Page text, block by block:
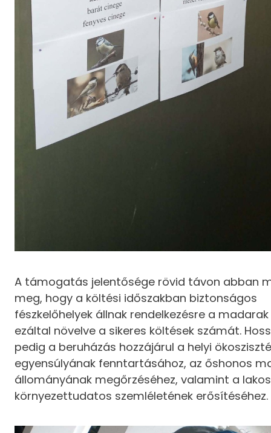
A támogatás jelentősége rövid távon abban
meg, hogy a költési időszakban biztonságos
fészkelőhelyek állnak rendelkezésre a
ezáltal növelve a sikeres költések számát.
pedig a beruházás hozzájárul a helyi
egyensúlyának fenntartásához, az őshonos
állományának megőrzéséhez, valamint a
környezettudatos szemléletének erősítéséhez.